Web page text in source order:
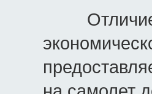
Отличие в